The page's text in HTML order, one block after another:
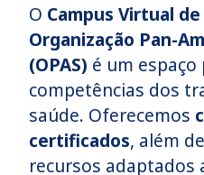
Trazer o
Saiba Mais
O Campus Virtual
Organização Pan-
(OPAS) é um
competências dos
saúde. Oferecemos
certificados, além
recursos adaptados